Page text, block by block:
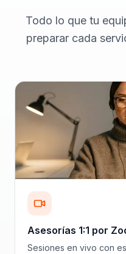
Todo lo que tu
preparar cada
Asesorías 1:1 por
Sesiones en vivo con